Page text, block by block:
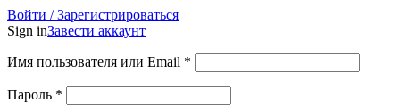
Войти / Зарегистрироваться
Sign inЗавести аккаунт
Имя пользователя или Email *
Пароль *